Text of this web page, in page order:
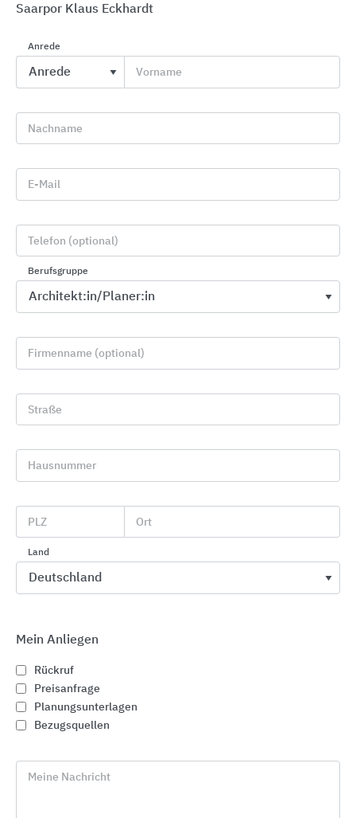
Pfleiderer Deutschland
Saarpor Klaus Eckhardt
Anrede
Vorname
Nachname
E-Mail
Telefon (optional)
Berufsgruppe
Firmenname (optional)
Straße
Hausnummer
PLZ Ort
Land
Mein Anliegen
Rückruf
Preisanfrage
Planungsunterlagen
Bezugsquellen
Meine Nachricht